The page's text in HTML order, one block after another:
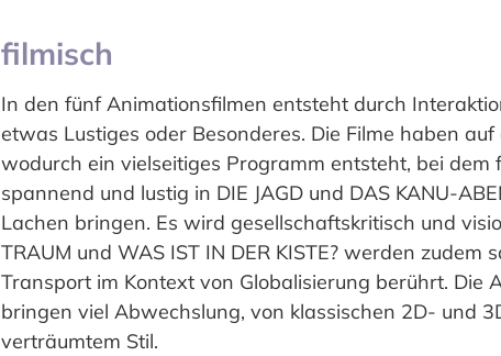
filmisch
In den fünf Animationsfilmen entsteht durch
etwas Lustiges oder Besonderes. Die Filme haben
wodurch ein vielseitiges Programm entsteht, bei
spannend und lustig in DIE JAGD und DAS KANU-
Lachen bringen. Es wird gesellschaftskritisch und
TRAUM und WAS IST IN DER KISTE? werden
Transport im Kontext von Globalisierung berührt. Die
bringen viel Abwechslung, von klassischen 2D- und
verträumtem Stil.